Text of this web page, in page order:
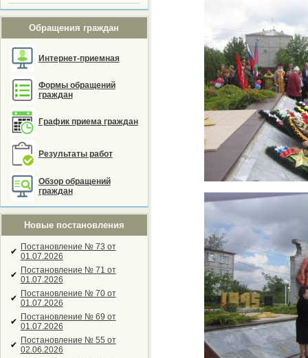
Обращения граждан
Интернет-приемная
Формы обращений
граждан
График приема граждан
Результаты работ
Обзор обращений
граждан
Новые постановления
✔ Постановление № 73 от
01.07.2026
✔ Постановление № 71 от
01.07.2026
✔ Постановление № 70 от
01.07.2026
✔ Постановление № 69 от
01.07.2026
✔ Постановление № 55 от
02.06.2026